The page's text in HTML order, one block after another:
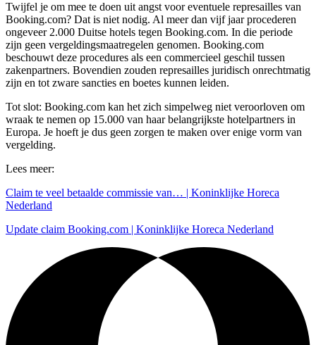
Twijfel je om mee te doen uit angst voor eventuele represailles van
Booking.com? Dat is niet nodig. Al meer dan vijf jaar procederen
ongeveer 2.000 Duitse hotels tegen Booking.com. In die periode
zijn geen vergeldingsmaatregelen genomen. Booking.com
beschouwt deze procedures als een commercieel geschil tussen
zakenpartners. Bovendien zouden represailles juridisch onrechtmatig
zijn en tot zware sancties en boetes kunnen leiden.
Tot slot: Booking.com kan het zich simpelweg niet veroorloven om
wraak te nemen op 15.000 van haar belangrijkste hotelpartners in
Europa. Je hoeft je dus geen zorgen te maken over enige vorm van
vergelding.
Lees meer:
Claim te veel betaalde commissie van… | Koninklijke Horeca
Nederland
Update claim Booking.com | Koninklijke Horeca Nederland